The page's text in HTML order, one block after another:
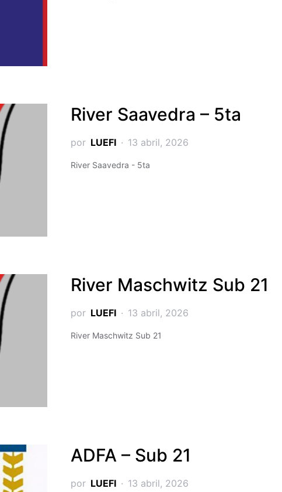
River Saavedra – 5ta
por LUEFI 13 abril, 2026
River Saavedra - 5ta
River Maschwitz Sub 21
por LUEFI 13 abril, 2026
River Maschwitz Sub 21
ADFA – Sub 21
por LUEFI 13 abril, 2026